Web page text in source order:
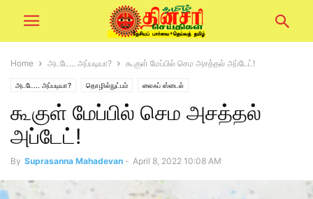
Home அடடே... அப்படியா? கூகுள் மேப்பில் செம அசத்தல் அப்டேட்!
அடடே... அப்படியா? தொழில்நுட்பம் லைஃப் ஸ்டைல்
கூகுள் மேப்பில் செம அசத்தல்
அப்டேட்!
By Suprasanna Mahadevan - April 8, 2022 10:08 AM